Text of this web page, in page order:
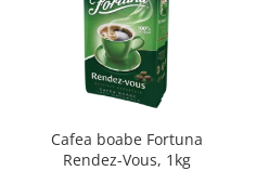
Cafea boabe Fortuna
Rendez-Vous, 1kg